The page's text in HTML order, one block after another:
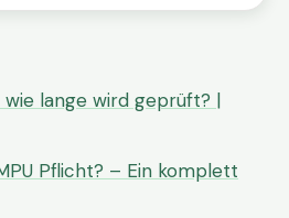
lange wird geprüft? |
Pflicht? – Ein komplett